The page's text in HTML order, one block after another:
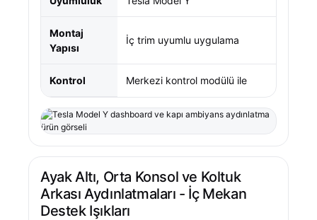
Montaj
Yapısı
İç trim uyumlu uygulama
Kontrol Merkezi kontrol modülü ile
Ayak Altı, Orta Konsol ve Koltuk
Arkası Aydınlatmaları - İç Mekan
Destek Işıkları